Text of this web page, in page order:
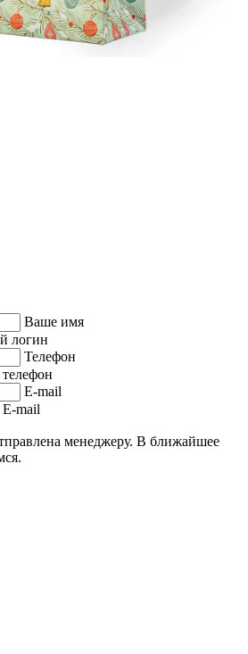
Ваше имя
логин
Телефон
E-mail
mail
менеджеру. В ближайшее